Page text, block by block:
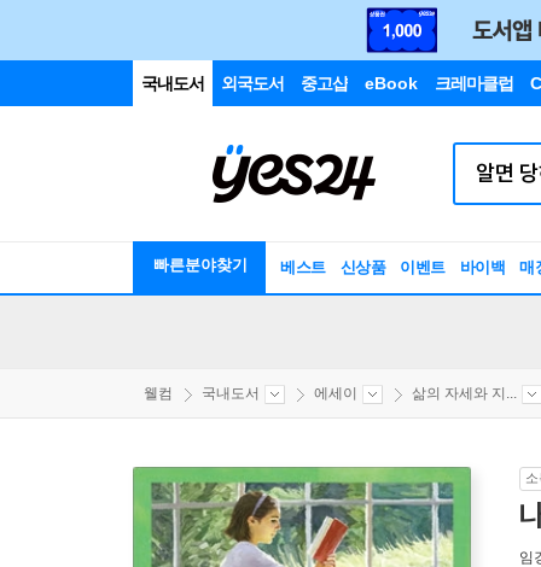
국내도서 외국도서 중고샵 eBook 크레마클럽
빠른분야찾기 베스트 신상품 이벤트 바이백 매
웰컴 국내도서 에세이 삶의 자세와 지...
임